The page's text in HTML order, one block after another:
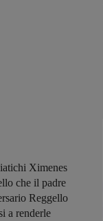
Ximenes
che il padre
Reggello
a renderle